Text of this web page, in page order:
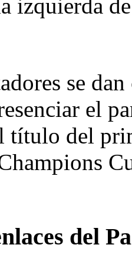
izquierda
se
el
título del
del